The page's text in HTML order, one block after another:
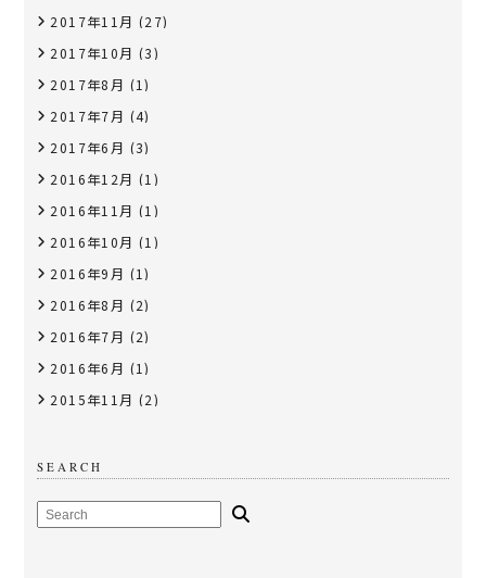
2017年11月 (27)
2017年10月 (3)
2017年8月 (1)
2017年7月 (4)
2017年6月 (3)
2016年12月 (1)
2016年11月 (1)
2016年10月 (1)
2016年9月 (1)
2016年8月 (2)
2016年7月 (2)
2016年6月 (1)
2015年11月 (2)
SEARCH